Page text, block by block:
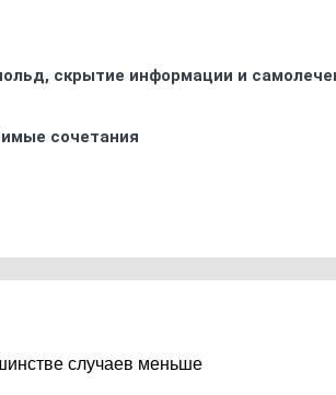
скрытиe информации и
сочетания
случаев меньше